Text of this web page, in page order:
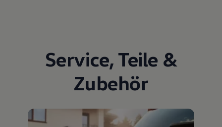
Service, Teile &
Zubehör